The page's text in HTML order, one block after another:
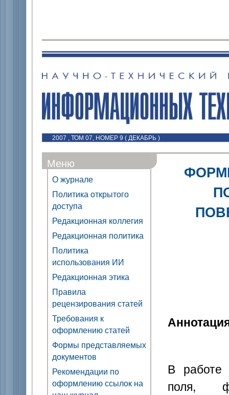
2007 , ТОМ 07, НОМЕР 9 ( ДЕКАБРЬ )
Меню
О журнале
Политика открытого
доступа
Редакционная коллегия
Редакционная политика
Политика
использования ИИ
Редакционная этика
Правила
рецензирования статей
Требования к
оформлению статей
Формы представляемых
документов
Рекомендации по
оформлению ссылок на
В работе
поля,